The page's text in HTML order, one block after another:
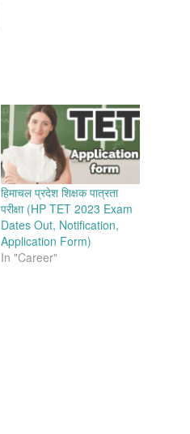
हिमाचल प्रदेश शिक्षक पात्रता
परीक्षा (HP TET 2023 Exam
Dates Out, Notification,
Application Form)
In "Career"